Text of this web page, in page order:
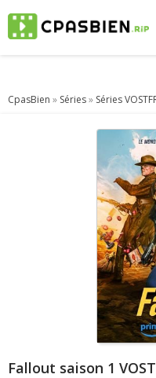
CpasBien » Séries» Séries
Fallout saison 1